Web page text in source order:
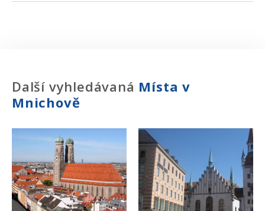
Další vyhledávaná Místa v
Mnichově